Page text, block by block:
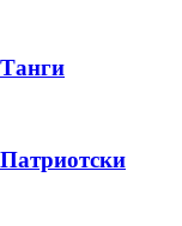
Танги
Патриотски